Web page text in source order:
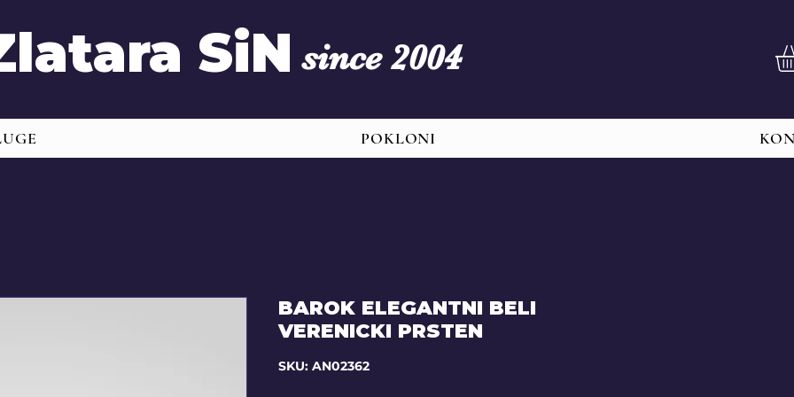
SiN since 2004
POKLONI
BAROK ELEGANTNI BELI
VERENICKI PRSTEN
SKU: AN02362